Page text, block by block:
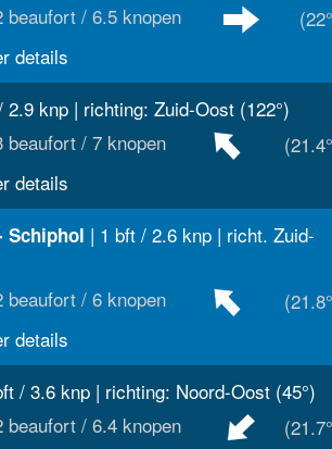
beaufort / 6.5 knopen
details
knp | richting: Zuid-Oost (122°)
beaufort / 7 knopen
details
Schiphol | 1 bft / 2.6 knp | richt. Zuid-
beaufort / 6 knopen
details
/ 3.6 knp | richting: Noord-Oost (45°)
beaufort / 6.4 knopen